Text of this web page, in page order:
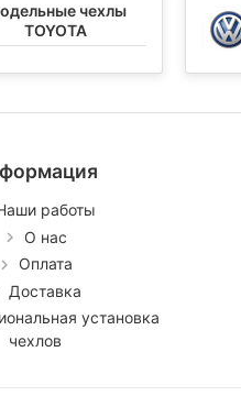
чехлы
TOYOTA
работы
О нас
Оплата
Доставка
установка
чехлов